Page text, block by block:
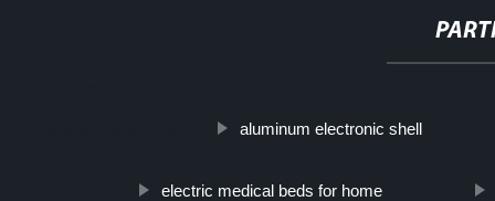
aluminum electronic shell
electric medical beds for home